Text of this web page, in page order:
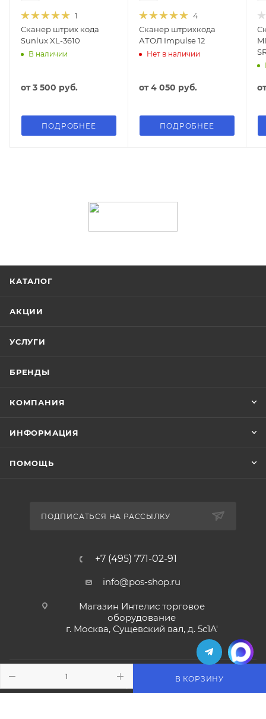
В КОРЗИНУ
1
Сканер штрих кода
Sunlux XL-3610
В наличии
от3 500 руб.
ПОДРОБНЕЕ
4
Сканер штрихкода
АТОЛ Impulse 12
Нет в наличии
от4 050 руб.
ПОДРОБНЕЕ
КАТАЛОГ
АКЦИИ
УСЛУГИ
БРЕНДЫ
КОМПАНИЯ
ИНФОРМАЦИЯ
ПОМОЩЬ
ПОДПИСАТЬСЯ НА РАССЫЛКУ
+7 (495) 771-02-91
info@pos-shop.ru
Магазин Интелис торговое
оборудование
г. Москва, Сущевский вал, д. 5с1А'
2004 - 2026 © Интелис - Торговое Оборудование